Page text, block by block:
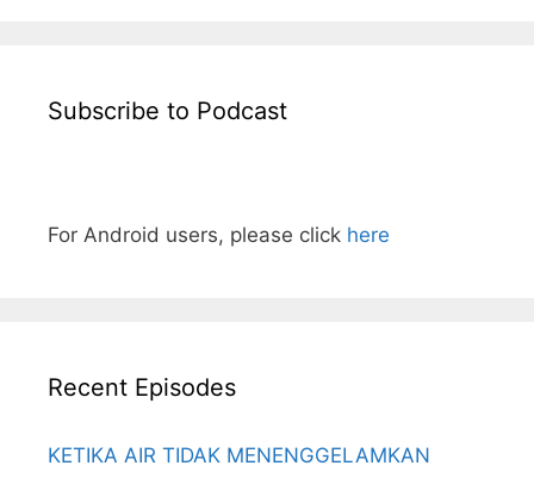
Subscribe to Podcast
For Android users, please click here
Recent Episodes
KETIKA AIR TIDAK MENENGGELAMKAN